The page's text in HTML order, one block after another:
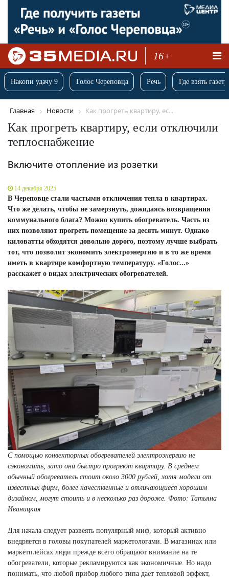
16+
Накопи удачу 9 Голос Череповца Речь Где взять
Главная Новости Как прогреть квартиру, ес...
Как прогреть квартиру, если отключили
теплоснабжение
Включите отопление из розетки
14 декабря 2025
В Череповце стали частыми отключения тепла в квартирах.
Что же делать, чтобы не замерзнуть, дожидаясь возвращения
коммунального блага? Можно купить обогреватель. Часть из
них позволяют прогреть помещение за десять минут. Однако
киловатты обходятся довольно дорого, поэтому лучше выбрать
тот, что позволит экономить электроэнергию и в то же время
иметь в квартире комфортную температуру. «Голос...»
расскажет о видах электрических обогревателей.
С помощью конвекторных обогревателей электроэнергию не
сэкономить, зато они быстро прогреют квартиру. В среднем
обычный обогреватель стоит около 3000 рублей, хотя модели от
известных фирм, более качественные и отличающиеся хорошим
дизайном, могут стоить и в несколько раз дороже. Фото: Татьяна
Иваницкая
Для начала следует развеять популярный миф, который активно
внедряется в головы покупателей маркетологами. В магазинах или
маркетплейсах люди прежде всего обращают внимание на те
обогреватели, которые рекламируются как экономичные. Но надо
понимать, что любой прибор любого типа дает тепловой эффект,